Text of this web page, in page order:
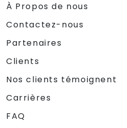
À Propos de nous
Contactez-nous
Partenaires
Clients
Nos clients témoignent
Carrières
FAQ